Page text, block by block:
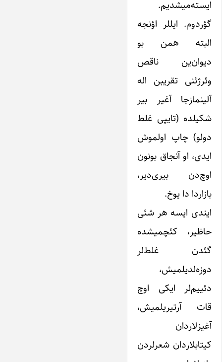
ایسته‌میشدیم.
گؤردوم. ایللر اؤنجه
البته همن بو
دیوان‌ین ناقص
وئرژئنی تقریبن اله
آلینمازجا آغیر بیر
شکیلده (تایپی غلط
دولو) چاپ اولموش
ایدی، او آنجاق بونون
اوچ‌دن بیری‌دیر،
بازاردا دا یوخ.
ایندی ایسه هر شئی
حاظیر، کئچمیشده
گئدن غلط‌لر
دوزه‌لدیلمیش،
دئییم‌لر ایکی اوچ
قات آرتیریلمیش،
آغیزلاردان
کیتابلاردان شعرلردن